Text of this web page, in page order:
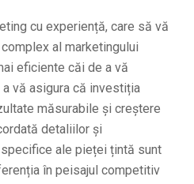
cu experiență, care să vă
al marketingului
eficiente căi de a vă
vă asigura că investiția
măsurabile și creștere
detaliilor și
ale pieței țintă sunt
în peisajul competitiv